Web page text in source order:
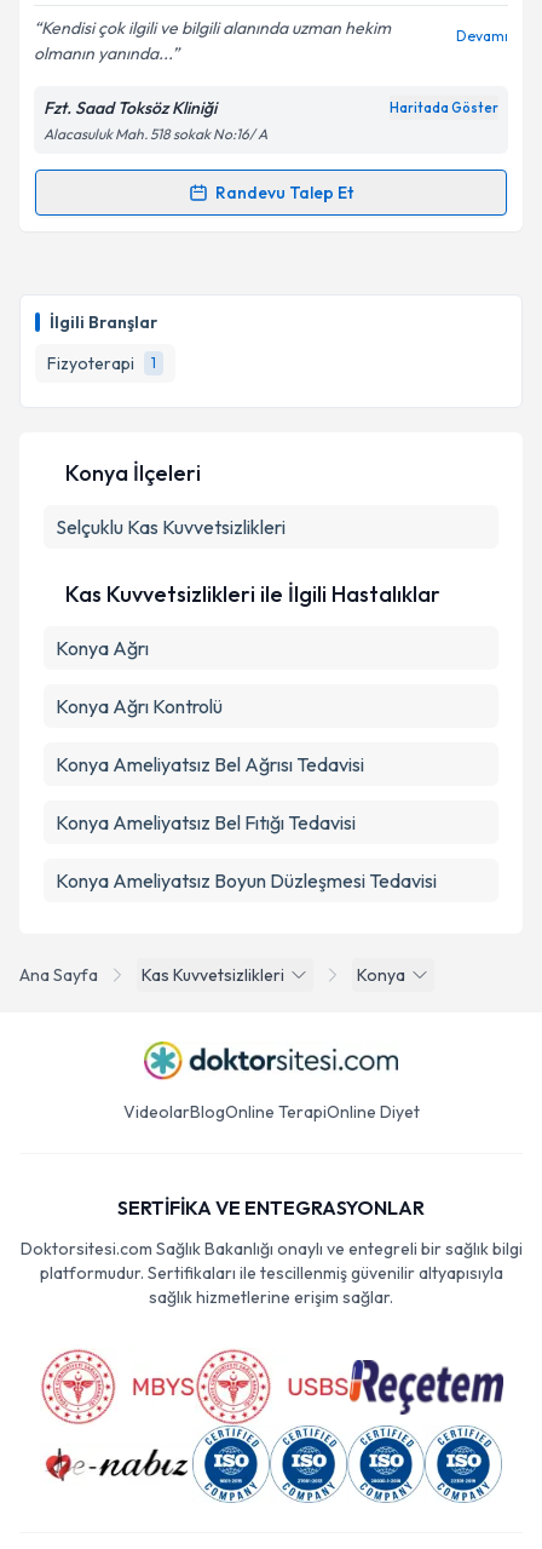
İlgili Branşlar
Fizyoterapi
1
Kendisi çok ilgili ve bilgili alanında uzman hekim
olmanın yanında...
Devamı
Fzt. Saad Toksöz Kliniği Haritada Göster
Alacasuluk Mah. 518 sokak No:16/ A
Randevu Talep Et
Randevu Takvimi Talebi
takvim hazırlandığında e-posta ile bilgilendireceğiz.
E-posta Adresiniz
Metni 'ni okudum ve kişisel verilerimin belirtilen
Ana Sayfa Kas Kuvvetsizlikleri Konya
Konya İlçeleri
Selçuklu Kas Kuvvetsizlikleri
Kas Kuvvetsizlikleri ile İlgili Hastalıklar
Konya Ağrı
Konya Ağrı Kontrolü
Konya Ameliyatsız Bel Ağrısı Tedavisi
Konya Ameliyatsız Bel Fıtığı Tedavisi
Konya Ameliyatsız Boyun Düzleşmesi Tedavisi
VideolarBlogOnline TerapiOnline Diyet
SERTİFİKA VE ENTEGRASYONLAR
Doktorsitesi.com Sağlık Bakanlığı onaylı ve entegreli bir sağlık bilgi
platformudur. Sertifikaları ile tescillenmiş güvenilir altyapısıyla
sağlık hizmetlerine erişim sağlar.